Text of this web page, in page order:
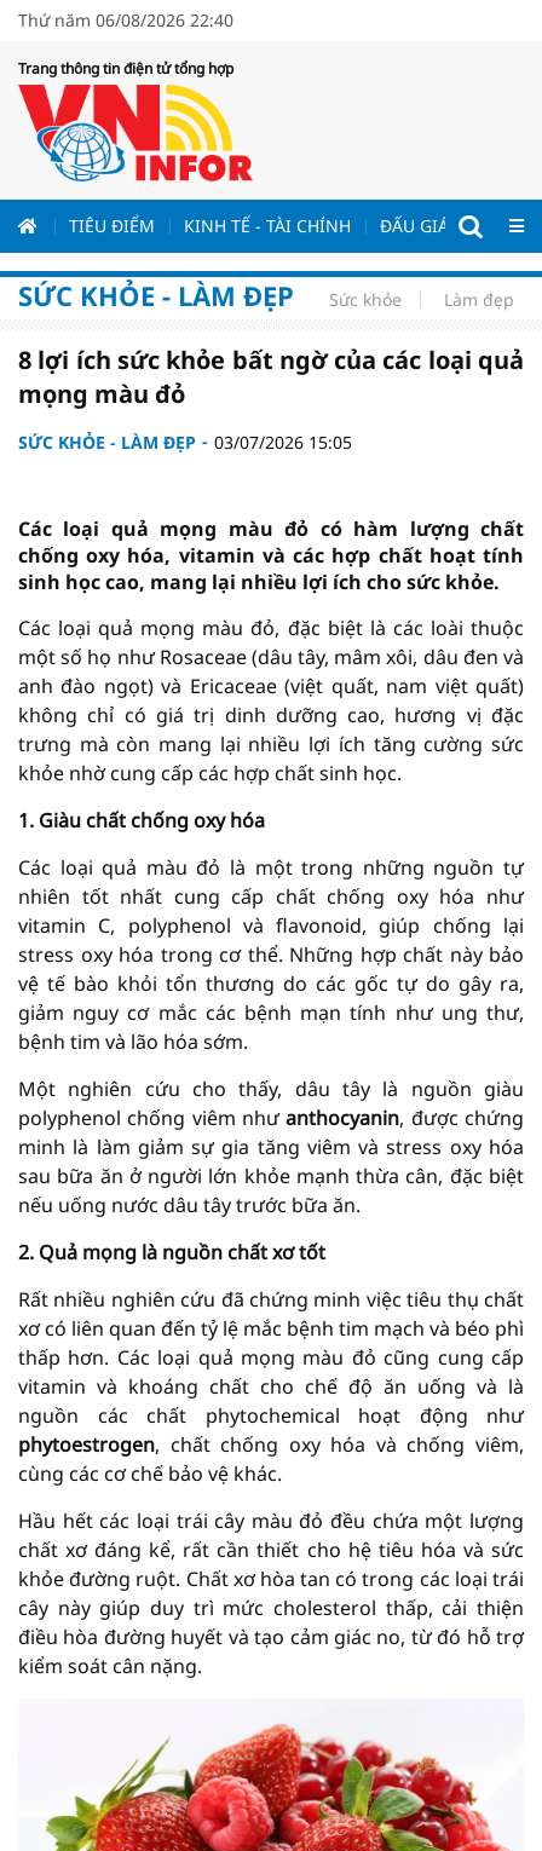
Thứ năm 06/08/2026 22:40
Trang thông tin điện tử tổng hợp
TIÊU ĐIỂM KINH TẾ - TÀI CHÍNH ĐẤU GIÁ - ĐẤU
SỨC KHỎE - LÀM ĐẸP Sức khỏe Làm đẹp
8 lợi ích sức khỏe bất ngờ của các loại quả
mọng màu đỏ
SỨC KHỎE - LÀM ĐẸP 03/07/2026 15:05
Các loại quả mọng màu đỏ có hàm lượng chất
chống oxy hóa, vitamin và các hợp chất hoạt tính
sinh học cao, mang lại nhiều lợi ích cho sức khỏe.
Các loại quả mọng màu đỏ, đặc biệt là các loài thuộc
một số họ như Rosaceae (dâu tây, mâm xôi, dâu đen và
anh đào ngọt) và Ericaceae (việt quất, nam việt quất)
không chỉ có giá trị dinh dưỡng cao, hương vị đặc
trưng mà còn mang lại nhiều lợi ích tăng cường sức
khỏe nhờ cung cấp các hợp chất sinh học.
1. Giàu chất chống oxy hóa
Các loại quả màu đỏ là một trong những nguồn tự
nhiên tốt nhất cung cấp chất chống oxy hóa như
vitamin C, polyphenol và flavonoid, giúp chống lại
stress oxy hóa trong cơ thể. Những hợp chất này bảo
vệ tế bào khỏi tổn thương do các gốc tự do gây ra,
giảm nguy cơ mắc các bệnh mạn tính như ung thư,
bệnh tim và lão hóa sớm.
Một nghiên cứu cho thấy, dâu tây là nguồn giàu
polyphenol chống viêm nhưanthocyanin, được chứng
minh là làm giảm sự gia tăng viêm và stress oxy hóa
sau bữa ăn ở người lớn khỏe mạnh thừa cân, đặc biệt
nếu uống nước dâu tây trước bữa ăn.
2. Quả mọng là nguồn chất xơ tốt
Rất nhiều nghiên cứu đã chứng minh việc tiêu thụ chất
xơ có liên quan đến tỷ lệ mắc bệnh tim mạch và béo phì
thấp hơn. Các loại quả mọng màu đỏ cũng cung cấp
vitamin và khoáng chất cho chế độ ăn uống và là
nguồn các chất phytochemical hoạt động như
phytoestrogen, chất chống oxy hóa và chống viêm,
cùng các cơ chế bảo vệ khác.
Hầu hết các loại trái cây màu đỏ đều chứa một lượng
chất xơ đáng kể, rất cần thiết cho hệ tiêu hóa và sức
khỏe đường ruột. Chất xơ hòa tan có trong các loại trái
cây này giúp duy trì mức cholesterol thấp, cải thiện
điều hòa đường huyết và tạo cảm giác no, từ đó hỗ trợ
kiểm soát cân nặng.